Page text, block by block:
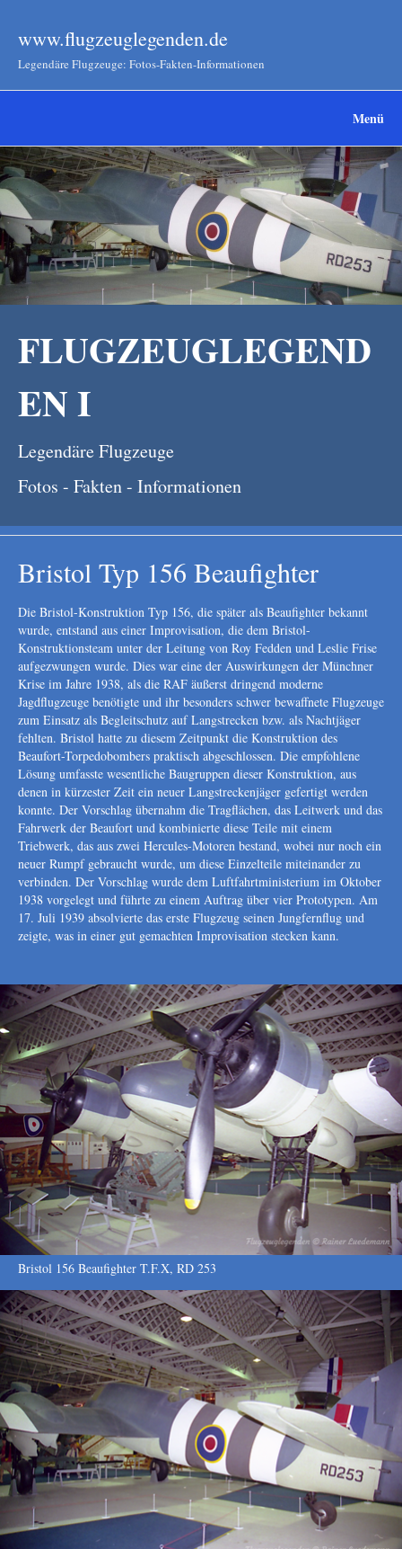
www.flugzeuglegenden.de
Legendäre Flugzeuge: Fotos-Fakten-Informationen
Menü
FLUGZEUGLEGEND
EN I
Legendäre Flugzeuge
Fotos - Fakten - Informationen
Bristol Typ 156 Beaufighter
Die Bristol-Konstruktion Typ 156, die später als Beaufighter bekannt
wurde, entstand aus einer Improvisation, die dem Bristol-
Konstruktionsteam unter der Leitung von Roy Fedden und Leslie Frise
aufgezwungen wurde. Dies war eine der Auswirkungen der Münchner
Krise im Jahre 1938, als die RAF äußerst dringend moderne
Jagdflugzeuge benötigte und ihr besonders schwer bewaffnete Flugzeuge
zum Einsatz als Begleitschutz auf Langstrecken bzw. als Nachtjäger
fehlten. Bristol hatte zu diesem Zeitpunkt die Konstruktion des
Beaufort-Torpedobombers praktisch abgeschlossen. Die empfohlene
Lösung umfasste wesentliche Baugruppen dieser Konstruktion, aus
denen in kürzester Zeit ein neuer Langstreckenjäger gefertigt werden
konnte. Der Vorschlag übernahm die Tragflächen, das Leitwerk und das
Fahrwerk der Beaufort und kombinierte diese Teile mit einem
Triebwerk, das aus zwei Hercules-Motoren bestand, wobei nur noch ein
neuer Rumpf gebraucht wurde, um diese Einzelteile miteinander zu
verbinden. Der Vorschlag wurde dem Luftfahrtministerium im Oktober
1938 vorgelegt und führte zu einem Auftrag über vier Prototypen. Am
17. Juli 1939 absolvierte das erste Flugzeug seinen Jungfernflug und
zeigte, was in einer gut gemachten Improvisation stecken kann.
Bristol 156 Beaufighter T.F.X, RD 253